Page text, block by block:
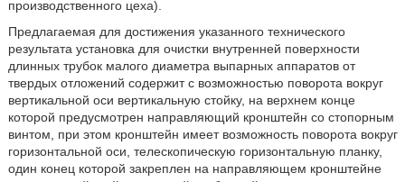
производственного цеха).
Предлагаемая для достижения указанного технического
результата установка для очистки внутренней поверхности
длинных трубок малого диаметра выпарных аппаратов от
твердых отложений содержит с возможностью поворота вокруг
вертикальной оси вертикальную стойку, на верхнем конце
которой предусмотрен направляющий кронштейн со стопорным
винтом, при этом кронштейн имеет возможность поворота вокруг
горизонтальной оси, телескопическую горизонтальную планку,
один конец которой закреплен на направляющем кронштейне